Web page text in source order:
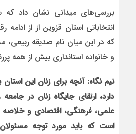
بررسی‌های میدانی نشان داد که
انتخاباتی استان قزوین از از ادامه
که در این میان نام صدیقه ربیعی،
و خانواده استانداری بیش از همه
نیم نگاه: آنچه برای زنان این
دارد، ارتقای جایگاه زنان در
علمی، فرهنگی، اقتصادی و
است که باید مورد توجه مسئولان